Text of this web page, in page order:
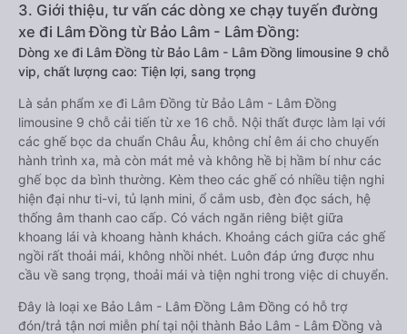
3. Giới thiệu, tư vấn các dòng xe chạy tuyến đường
xe đi Lâm Đồng từ Bảo Lâm - Lâm Đồng:
Dòng xe đi Lâm Đồng từ Bảo Lâm - Lâm Đồng limousine 9 chỗ
vip, chất lượng cao: Tiện lợi, sang trọng
Là sản phẩm xe đi Lâm Đồng từ Bảo Lâm - Lâm Đồng
limousine 9 chỗ cải tiến từ xe 16 chỗ. Nội thất được làm lại với
các ghế bọc da chuẩn Châu Âu, không chỉ êm ái cho chuyến
hành trình xa, mà còn mát mẻ và không hề bị hầm bí như các
ghế bọc da bình thường. Kèm theo các ghế có nhiều tiện nghi
hiện đại như ti-vi, tủ lạnh mini, ổ cắm usb, đèn đọc sách, hệ
thống âm thanh cao cấp. Có vách ngăn riêng biệt giữa
khoang lái và khoang hành khách. Khoảng cách giữa các ghế
ngồi rất thoải mái, không nhồi nhét. Luôn đáp ứng được nhu
cầu về sang trọng, thoải mái và tiện nghi trong việc di chuyển.
Đây là loại xe Bảo Lâm - Lâm Đồng Lâm Đồng có hỗ trợ
đón/trả tận nơi miễn phí tại nội thành Bảo Lâm - Lâm Đồng và